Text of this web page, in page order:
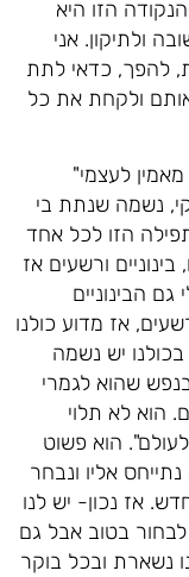
הזו היא
ולתיקון. אני
להפך, כדאי לתת
ולקחת את כל
לעצמי"
נשמה שנתת בי
הזו לכל אחד
ורשעים אז
גם הבינוניים
אז מדוע כולנו
יש נשמה
שהוא לגמרי
הוא לא תלוי
הוא פשוט
אליו ונבחר
אז נכון- יש לנו
לבחור בטוב אבל גם
נשארת ובכל בוקר